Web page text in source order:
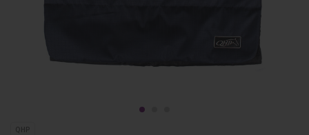
QHP